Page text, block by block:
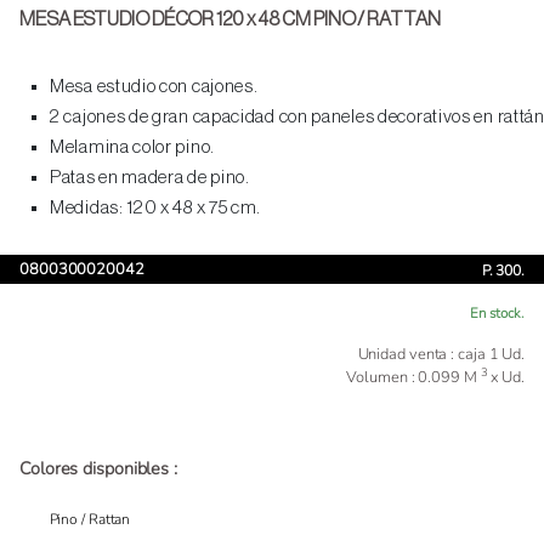
MESA ESTUDIO DÉCOR 120 x 48 CM PINO / RATTAN
Mesa estudio con cajones.
2 cajones de gran capacidad con paneles decorativos en
Melamina color pino.
Patas en madera de pino.
Medidas: 120 x 48 x 75 cm.
0800300020042 P. 300.
En stock.
Unidad venta : caja 1 Ud.
Volumen : 0.099 M 3 x Ud.
Colores disponibles :
Pino / Rattan